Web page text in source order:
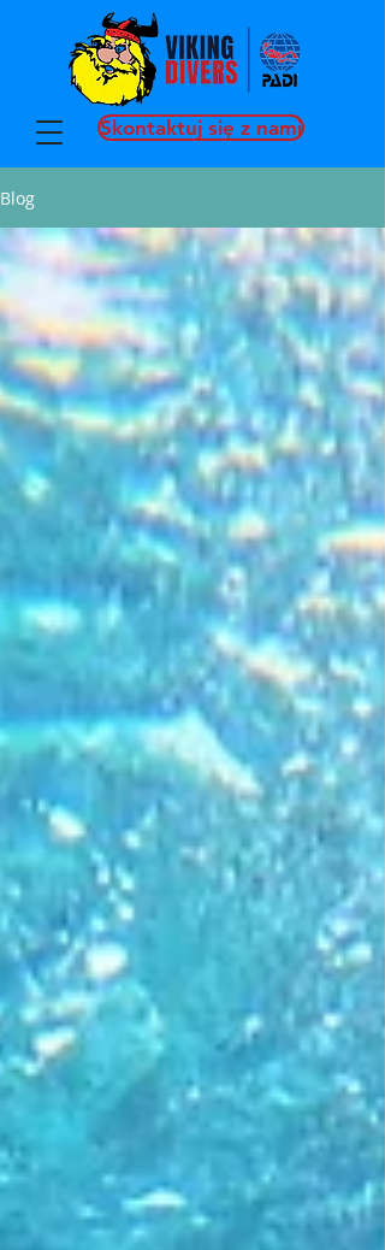
Skontaktuj się z nami
Blog